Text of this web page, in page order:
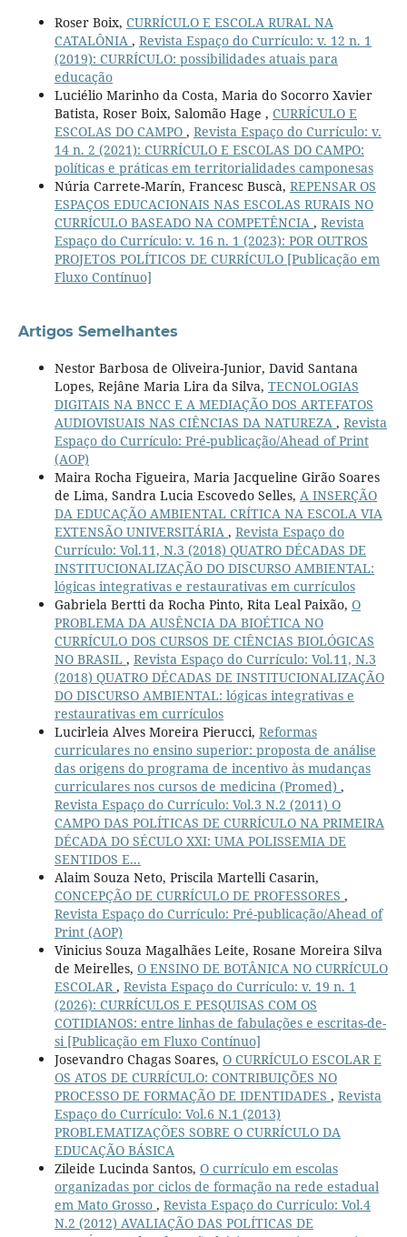
Roser Boix, CURRÍCULO E ESCOLA RURAL NA
CATALÔNIA , Revista Espaço do Currículo: v. 12 n. 1
(2019): CURRÍCULO: possibilidades atuais para
educação
Luciélio Marinho da Costa, Maria do Socorro Xavier
Batista, Roser Boix, Salomão Hage , CURRÍCULO E
ESCOLAS DO CAMPO , Revista Espaço do Currículo: v.
14 n. 2 (2021): CURRÍCULO E ESCOLAS DO CAMPO:
políticas e práticas em territorialidades camponesas
Núria Carrete-Marín, Francesc Buscà, REPENSAR OS
ESPAÇOS EDUCACIONAIS NAS ESCOLAS RURAIS NO
CURRÍCULO BASEADO NA COMPETÊNCIA , Revista
Espaço do Currículo: v. 16 n. 1 (2023): POR OUTROS
PROJETOS POLÍTICOS DE CURRÍCULO [Publicação em
Fluxo Contínuo]
Artigos Semelhantes
Nestor Barbosa de Oliveira-Junior, David Santana
Lopes, Rejâne Maria Lira da Silva, TECNOLOGIAS
DIGITAIS NA BNCC E A MEDIAÇÃO DOS ARTEFATOS
AUDIOVISUAIS NAS CIÊNCIAS DA NATUREZA , Revista
Espaço do Currículo: Pré-publicação/Ahead of Print
(AOP)
Maira Rocha Figueira, Maria Jacqueline Girão Soares
de Lima, Sandra Lucia Escovedo Selles, A INSERÇÃO
DA EDUCAÇÃO AMBIENTAL CRÍTICA NA ESCOLA VIA
EXTENSÃO UNIVERSITÁRIA , Revista Espaço do
Currículo: Vol.11, N.3 (2018) QUATRO DÉCADAS DE
INSTITUCIONALIZAÇÃO DO DISCURSO AMBIENTAL:
lógicas integrativas e restaurativas em currículos
Gabriela Bertti da Rocha Pinto, Rita Leal Paixão, O
PROBLEMA DA AUSÊNCIA DA BIOÉTICA NO
CURRÍCULO DOS CURSOS DE CIÊNCIAS BIOLÓGICAS
NO BRASIL , Revista Espaço do Currículo: Vol.11, N.3
(2018) QUATRO DÉCADAS DE INSTITUCIONALIZAÇÃO
DO DISCURSO AMBIENTAL: lógicas integrativas e
restaurativas em currículos
Lucirleia Alves Moreira Pierucci, Reformas
curriculares no ensino superior: proposta de análise
das origens do programa de incentivo às mudanças
curriculares nos cursos de medicina (Promed) ,
Revista Espaço do Currículo: Vol.3 N.2 (2011) O
CAMPO DAS POLÍTICAS DE CURRÍCULO NA PRIMEIRA
DÉCADA DO SÉCULO XXI: UMA POLISSEMIA DE
SENTIDOS E...
Alaim Souza Neto, Priscila Martelli Casarin,
CONCEPÇÃO DE CURRÍCULO DE PROFESSORES ,
Revista Espaço do Currículo: Pré-publicação/Ahead of
Print (AOP)
Vinicius Souza Magalhães Leite, Rosane Moreira Silva
de Meirelles, O ENSINO DE BOTÂNICA NO CURRÍCULO
ESCOLAR, Revista Espaço do Currículo: v. 19 n. 1
(2026): CURRÍCULOS E PESQUISAS COM OS
COTIDIANOS: entre linhas de fabulações e escritas-de-
si [Publicação em Fluxo Contínuo]
Josevandro Chagas Soares, O CURRÍCULO ESCOLAR E
OS ATOS DE CURRÍCULO: CONTRIBUIÇÕES NO
PROCESSO DE FORMAÇÃO DE IDENTIDADES , Revista
Espaço do Currículo: Vol.6 N.1 (2013)
PROBLEMATIZAÇÕES SOBRE O CURRÍCULO DA
EDUCAÇÃO BÁSICA
Zileide Lucinda Santos, O currículo em escolas
organizadas por ciclos de formação na rede estadual
em Mato Grosso , Revista Espaço do Currículo: Vol.4
N.2 (2012) AVALIAÇÃO DAS POLÍTICAS DE